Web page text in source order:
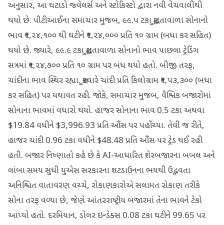
અનુસાર, આ ઘટાડો જ્વેલર્સ અને સ્ટોકિસ્ટો દ્વારા નવી વેચવાલીથી
થયો છે. પીટીઆઈના સમાચાર મુજબ, ૯૯.૫ ટકા શુદ્ધતાવાળા સોનાનો
ભાવ ₹૧,૨૪,૧૦૦ થી ઘટીને ₹૧,૨૪,૦૦૦ પ્રતિ ૧૦ ગ્રામ (બધા કર સહિત)
થયો છે. જ્યારે, ૯૯.૯ ટકા શુદ્ધતાવાળા સોનાનો ભાવ પાછલા ટ્રેડિંગ
સત્રમાં ₹૧,૨૪,૭૦૦ પ્રતિ ૧૦ ગ્રામ પર બંધ થયો હતો. બીજી તરફ,
ચાંદીના ભાવ સ્થિર રહ્યા. શુક્રવારે ચાંદી પ્રતિ કિલોગ્રામ ₹૧,૫૩,૩૦૦ (બધા
કર સહિત) પર યથાવત રહી. જોકે, સમાચાર મુજબ, વૈશ્વિક બજારોમાં
સોનાના ભાવમાં વધારો થયો. હાજર સોનાના ભાવ 0.5 ટકા અથવા
$19.84 વધીને $3,996.93 પ્રતિ ઔંસ પર પહોંચ્યા. તેવી જ રીતે,
હાજર ચાંદી 0.96 ટકા વધીને $48.48 પ્રતિ ઔંસ પર ટ્રેડ થઈ રહી
હતી. બજાર નિષ્ણાતો કહે છે કે AI-આધારિત શેરબજારના બબલ અને
લાંબા સમય સુધી યુએસ સરકારના શટડાઉનના ભયથી ઉદ્ભવતા
અનિશ્ચિત વાતાવરણ વચ્ચે, રોકાણકારોએ સલામત રોકાણ તરીકે
સોના તરફ વળ્યા છે, જેણે આંતરરાષ્ટ્રીય બજારમાં તેના ભાવને ટેકો
આપ્યો હતો. દરમિયાન, ડોલર ઇન્ડેક્સ 0.08 ટકા ઘટીને 99.65 પર